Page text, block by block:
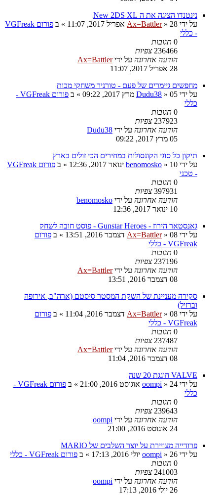
נינטנדו הציגה את ה New 2DS XL
על ידי
Ax=Battler» 28 אפריל 2017, 11:07 » ב
פורום VGFreak
- כללי
0 תגובות
236466 צפיות
הודעה אחרונה על ידיAx=Battler
28 אפריל 2017, 11:07
מחפשים גיימרים של פעם - טורניר משחקי מכות
על ידי
Dudu38 » 05 מרץ 2017, 09:22 » ב
פורום VGFreak -
כללי
0 תגובות
237923 צפיות
הודעה אחרונה על ידי Dudu38
05 מרץ 2017, 09:22
תיקון כל סוגי הקונסולות במחירים הכי זולים בארץ
על ידי
benomosko » 10 ינואר 2017, 12:36 » ב
פורום VGFreak
- טכני
0 תגובות
397931 צפיות
הודעה אחרונה על ידי benomosko
10 ינואר 2017, 12:36
גאנסטאר הירוז - Gunstar Heroes - פוסט חובה לשחק
על ידי
Ax=Battler» 08 דצמבר 2016, 13:51 » ב פורום
VGFreak - כללי
0 תגובות
237196 צפיות
הודעה אחרונה על ידיAx=Battler
08 דצמבר 2016, 13:51
סקירה מעניינת של השקת המסטר סיסטם (ארה"ב, אירופה
וברזיל)
על ידי
Ax=Battler» 08 דצמבר 2016, 11:04 » ב פורום
VGFreak - כללי
0 תגובות
237487 צפיות
הודעה אחרונה על ידיAx=Battler
08 דצמבר 2016, 11:04
VALVE חוגגת 20 שנה
על ידי
oompi » 24 אוגוסט 2016, 21:00 » ב
פורום VGFreak -
כללי
0 תגובות
239643 צפיות
הודעה אחרונה על ידי oompi
24 אוגוסט 2016, 21:00
פרודייה מצויירת על יוצר השלבים של MARIO
על ידי
oompi » 26 יולי 2016, 17:13 » ב פורום VGFreak - כללי
0 תגובות
241003 צפיות
הודעה אחרונה על ידי oompi
26 יולי 2016, 17:13